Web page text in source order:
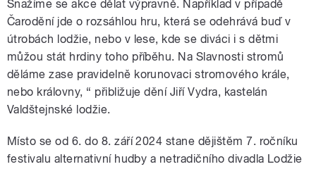
Snažíme se akce dělat výpravně. Například v případě
Čarodění jde o rozsáhlou hru, která se odehrává buď v
útrobách lodžie, nebo v lese, kde se diváci i s dětmi
můžou stát hrdiny toho příběhu. Na Slavnosti stromů
děláme zase pravidelně korunovaci stromového krále,
nebo královny, “ přibližuje dění Jiří Vydra, kastelán
Valdštejnské lodžie.
Místo se od 6. do 8. září 2024 stane dějištěm 7. ročníku
festivalu alternativní hudby a netradičního divadla Lodžie